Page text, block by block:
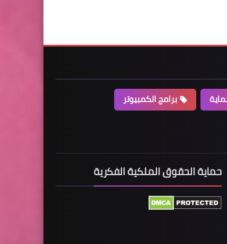
برامج الكمبيوتر
حماية الحقوق الملكية الفكرية